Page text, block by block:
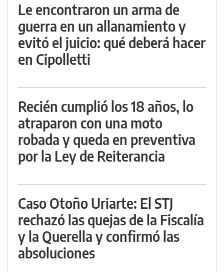
Le encontraron un arma de
guerra en un allanamiento y
evitó el juicio: qué deberá hacer
en Cipolletti
Recién cumplió los 18 años, lo
atraparon con una moto
robada y queda en preventiva
por la Ley de Reiterancia
Caso Otoño Uriarte: El STJ
rechazó las quejas de la Fiscalía
y la Querella y confirmó las
absoluciones